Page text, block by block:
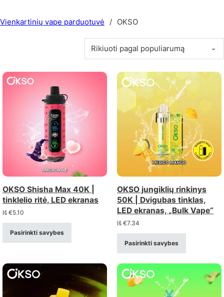
Vienkartinių vape parduotuvė / OKSO
OKSO Shisha Max 40K |
tinklelio ritė, LED ekranas
Iš €5.10
Pasirinkti savybes
OKSO jungiklių rinkinys
50K | Dvigubas tinklas,
LED ekranas, „Bulk Vape“
Iš €7.34
Pasirinkti savybes